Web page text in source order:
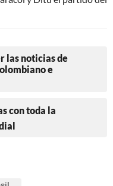
las noticias de
e
con toda la